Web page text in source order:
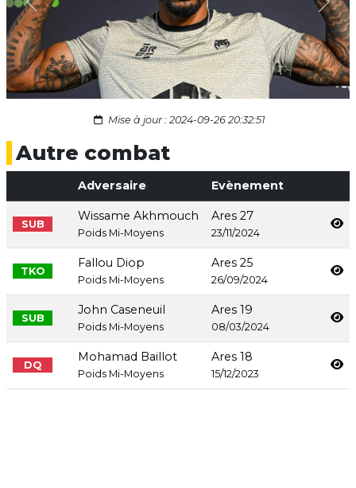
Previous Next
Mise à jour : 2024-09-26 20:32:51
Autre combat
Adversaire Evènement
SUB
Wissame Akhmouch
Poids Mi-Moyens
Ares 27
23/11/2024
TKO
Fallou Diop
Poids Mi-Moyens
Ares 25
26/09/2024
SUB
John Caseneuil
Poids Mi-Moyens
Ares 19
08/03/2024
DQ
Mohamad Baillot
Poids Mi-Moyens
Ares 18
15/12/2023